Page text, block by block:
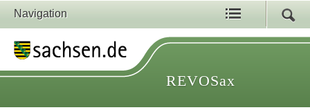
Navigation
REVOSax